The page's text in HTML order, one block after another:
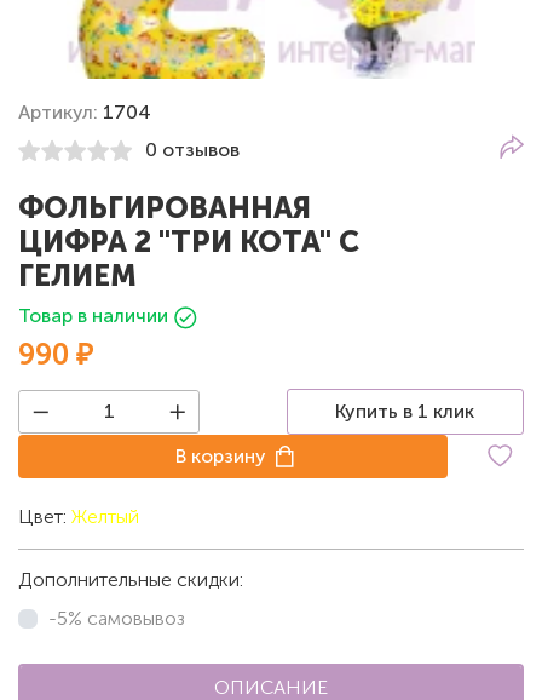
Артикул: 1704
0 отзывов
ФОЛЬГИРОВАННАЯ
ЦИФРА 2 "ТРИ КОТА" С
ГЕЛИЕМ
Товар в наличии
990 ₽
Купить в 1 клик
В корзину
Цвет: Желтый
Дополнительные скидки:
-5% самовывоз
ОПИСАНИЕ